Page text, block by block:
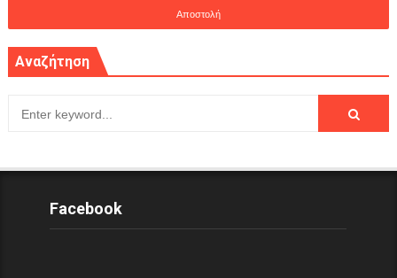
Αναζήτηση
Facebook